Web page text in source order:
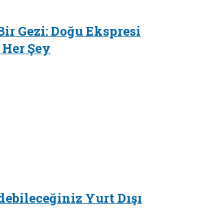
Gezi: Doğu Ekspresi
Şey
Yurt Dışı